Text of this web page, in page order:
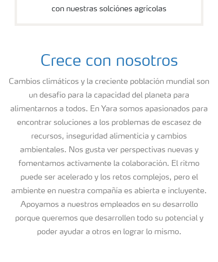
con nuestras solciónes agrícolas
Crece con nosotros
Cambios climáticos y la creciente población mundial son
un desafío para la capacidad del planeta para
alimentarnos a todos. En Yara somos apasionados para
encontrar soluciones a los problemas de escasez de
recursos, inseguridad alimenticia y cambios
ambientales. Nos gusta ver perspectivas nuevas y
fomentamos activamente la colaboración. El ritmo
puede ser acelerado y los retos complejos, pero el
ambiente en nuestra compañía es abierta e incluyente.
Apoyamos a nuestros empleados en su desarrollo
porque queremos que desarrollen todo su potencial y
poder ayudar a otros en lograr lo mismo.